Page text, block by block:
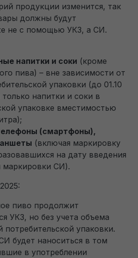
продукции изменится, так
должны будут
не с помощью УКЗ, а СИ.
напитки и соки (кроме
пива) – вне зависимости от
упаковки (до 01.10
напитки и соки в
упаковке вместимостью
(смартфоны),
(включая маркировку
на дату введения
маркировки СИ).
пиво продолжит
УКЗ, но без учета объема
потребительской упаковки.
будет наноситься в том
в употреблении
на обратный звонок